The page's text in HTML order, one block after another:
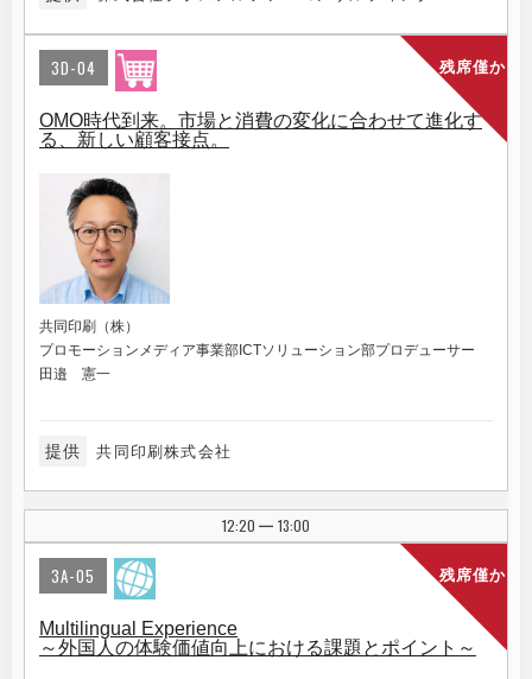
残席僅か
3D-04
OMO時代到来。市場と消費の変化に合わせて進化す
る、新しい顧客接点。
共同印刷（株）
プロモーションメディア事業部ICTソリューション部プロデューサー
田邉 憲一
提供 共同印刷株式会社
12:20 | 13:00
残席僅か
3A-05
Multilingual Experience
～外国人の体験価値向上における課題とポイント～